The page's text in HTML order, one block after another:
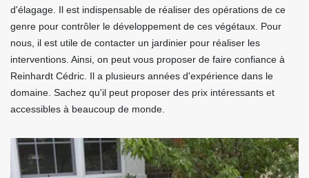
d'élagage. Il est indispensable de réaliser des opérations de ce
genre pour contrôler le développement de ces végétaux. Pour
nous, il est utile de contacter un jardinier pour réaliser les
interventions. Ainsi, on peut vous proposer de faire confiance à
Reinhardt Cédric. Il a plusieurs années d'expérience dans le
domaine. Sachez qu'il peut proposer des prix intéressants et
accessibles à beaucoup de monde.